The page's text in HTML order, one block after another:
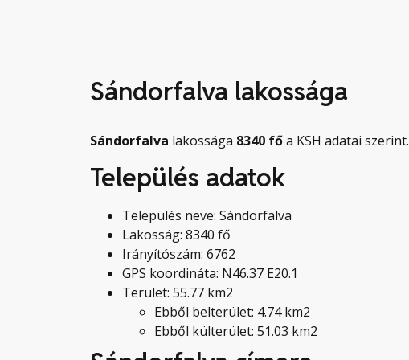
Sándorfalva lakossága
Sándorfalva lakossága 8340 főa KSH adatai szerint.
Település adatok
Település neve: Sándorfalva
Lakosság: 8340 fő
Irányítószám: 6762
GPS koordináta: N46.37 E20.1
Terület: 55.77 km2
Ebből belterület: 4.74 km2
Ebből külterület: 51.03 km2